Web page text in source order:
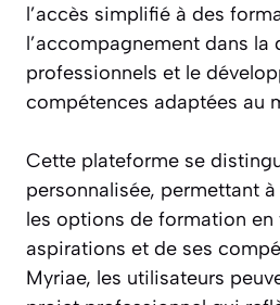
l’accès simplifié à des
l’accompagnement dans
professionnels et le
compétences adaptées au
Cette plateforme se
personnalisée, permettant
les options de formation
aspirations et de ses
Myriae, les utilisateurs